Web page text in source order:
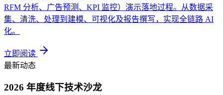
RFM 分析、广告预测、KPI 监控）演示落地过程。从数据采
集、清洗、处理到建模、可视化及报告撰写，实现全链路 AI
化。
立即阅读
最新动态
2026 年度线下技术沙龙